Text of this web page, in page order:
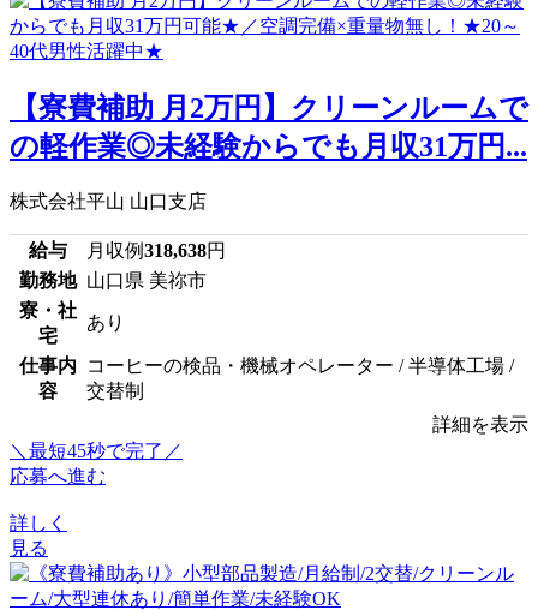
【寮費補助 月2万円】クリーンルームで
の軽作業◎未経験からでも月収31万円...
株式会社平山 山口支店
給与 月収例318,638円
勤務地 山口県 美祢市
寮・社
宅
あり
仕事内
容
コーヒーの検品・機械オペレーター / 半導体工場 /
交替制
詳細を表示
＼最短45秒で完了／
応募へ進む
詳しく
見る